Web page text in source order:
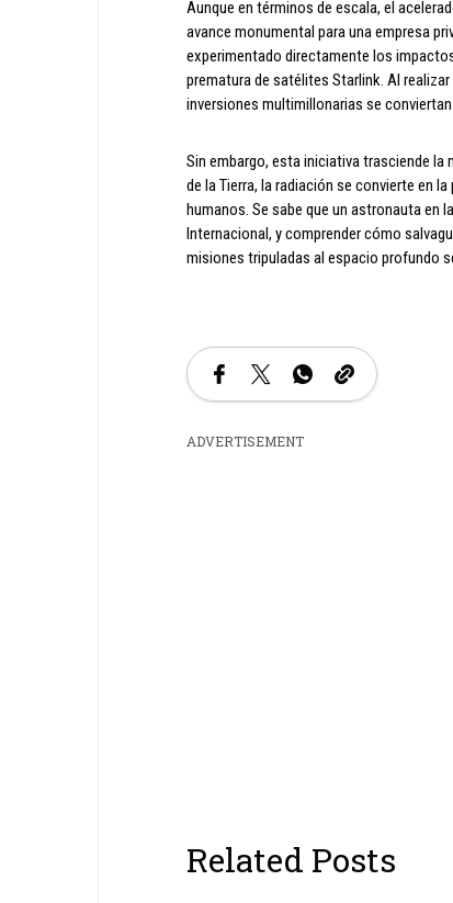
Aunque en términos de escala, el
avance monumental para una empresa
experimentado directamente los
prematura de satélites Starlink. Al
inversiones multimillonarias se
Sin embargo, esta iniciativa trasciende
de la Tierra, la radiación se convierte en
humanos. Se sabe que un astronauta en
Internacional, y comprender cómo
misiones tripuladas al espacio profundo
ADVERTISEMENT
Related Posts